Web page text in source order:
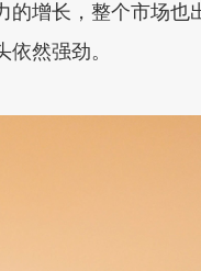
的增长，整个市场
然强劲。